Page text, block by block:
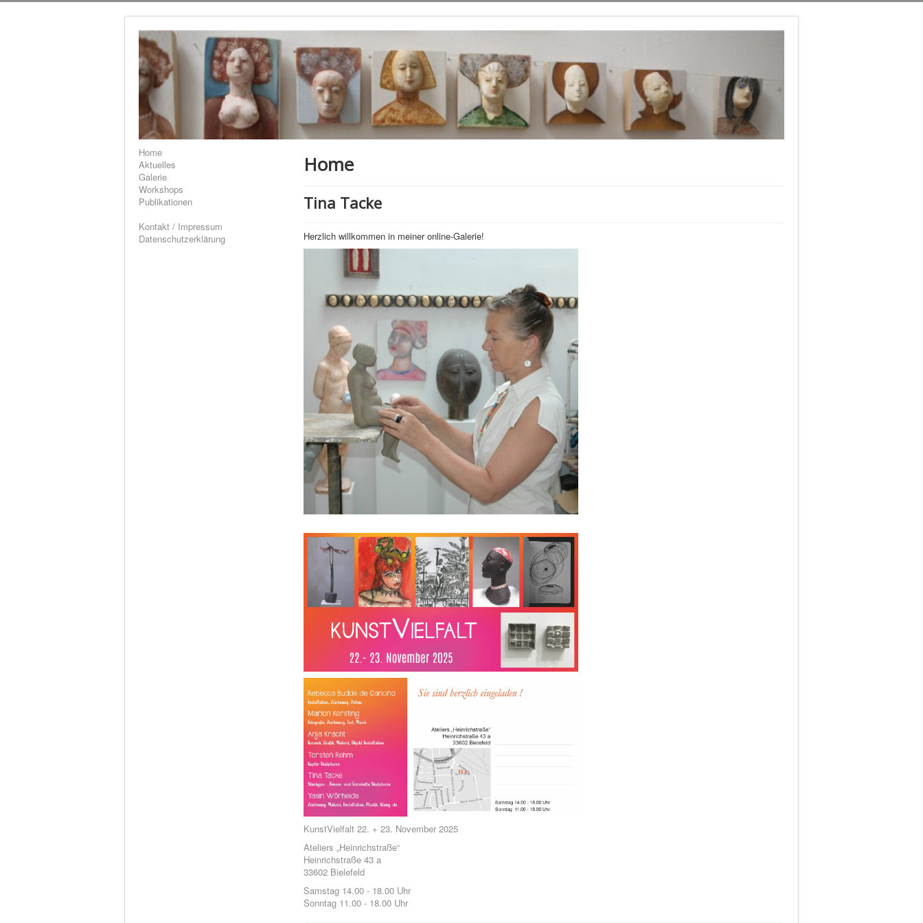
Home
Aktuelles
Galerie
Workshops
Publikationen
Kontakt / Impressum
Datenschutzerklärung
Home
Tina Tacke
Herzlich willkommen in meiner online-Galerie!
KunstVielfalt 22. + 23. November 2025
Ateliers „Heinrichstraße“
Heinrichstraße 43 a
33602 Bielefeld
Samstag 14.00 - 18.00 Uhr
Sonntag 11.00 - 18.00 Uhr